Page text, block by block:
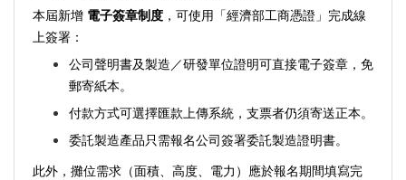
本屆新增 電子簽章制度 ，可使用「經濟部工商憑證」完成線
上簽署：
公司聲明書及製造／研發單位證明可直接電子簽章，免
郵寄紙本。
付款方式可選擇匯款上傳系統，支票者仍須寄送正本。
委託製造產品只需報名公司簽署委託製造證明書。
此外，攤位需求（面積、高度、電力）應於報名期間填寫完